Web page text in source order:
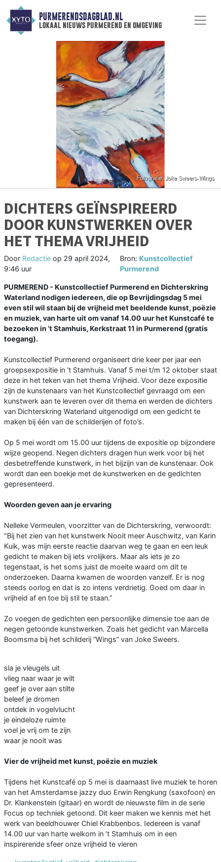
PURMERENDSDAGBLAD.NL
lokaal nieuws purmerend en omgeving
DICHTERS GEÏNSPIREERD
DOOR KUNSTWERKEN OVER
HET THEMA VRIJHEID
Door Redactie op 29 april 2024,
9:46 uur
Bron: Kunstcollectief
Purmerend
PURMEREND - Kunstcollectief Purmerend en Dichterskring
Waterland nodigen iedereen, die op Bevrijdingsdag 5 mei
even stil wil staan bij de vrijheid met beeldende kunst, poëzie
en muziek, van harte uit om vanaf 14.00 uur het Kunstcafé te
bezoeken in ’t Stamhuis, Kerkstraat 11 in Purmerend (gratis
toegang).
Kunstcollectief Purmerend organiseert drie keer per jaar een
groepsexpositie in ’t Stamhuis. Vanaf 5 mei t/m 12 oktober staat
deze in het teken van het thema Vrijheid. Voor deze expositie
zijn de kunstenaars van het Kunstcollectief gevraagd om een
kunstwerk aan te leveren over dit thema en werden de dichters
van Dichterskring Waterland uitgenodigd om een gedicht te
maken bij één van de schilderijen of foto’s.
Op 5 mei wordt om 15.00 uur tijdens de expositie op bijzondere
wijze geopend. Negen dichters dragen hun werk voor bij het
desbetreffende kunstwerk, in het bijzijn van de kunstenaar. Ook
wordt dan een boekje met de kunstwerken en de gedichten
gepresenteerd.
Woorden geven aan je ervaring
Nelleke Vermeulen, voorzitter van de Dichterskring, verwoordt:
"Bij het zien van het kunstwerk Nooit meer Auschwitz, van Karin
Kuik, was mijn eerste reactie daarvan weg te gaan en een leuk
gedicht te maken bij iets vrolijkers. Maar als iets je zo
tegenstaat, is het soms juist de moeite waard om dit te
onderzoeken. Daarna kwamen de woorden vanzelf. Er is nog
steeds oorlog en dat is zo intens verdrietig. Goed om daar in
vrijheid af en toe bij stil te staan.”
Zo voegen de gedichten een persoonlijke dimensie toe aan de
negen getoonde kunstwerken. Zoals het gedicht van Marcella
Boomsma bij het schilderij “Wings” van Joke Sweers.
sla je vleugels uit
vlieg naar waar je wilt
geef je over aan stilte
beleef je dromen
ontdek in vogelvlucht
je eindeloze ruimte
voel je vrij om te zijn
waar je nooit was
Vier de vrijheid met kunst, poëzie en muziek
Tijdens het Kunstcafé op 5 mei is daarnaast live muziek te horen
van het Amsterdamse jazzy duo Erwin Rengkung (saxofoon) en
Dr. Klankenstein (gitaar) en wordt de nieuwste film in de serie
Focus op techniek getoond. Dit keer maken we kennis met het
werk van beeldhouwer Chiel Krabbenbos. Iedereen is vanaf
14.00 uur van harte welkom in ’t Stamhuis om in een
inspirerende sfeer onze vrijheid te vieren